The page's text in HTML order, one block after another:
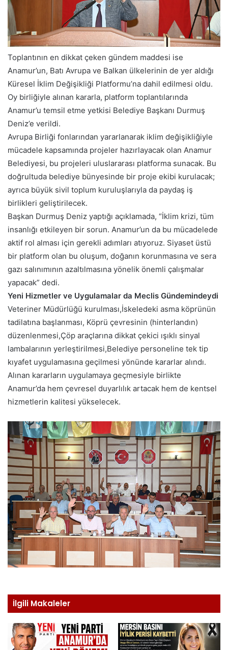
Toplantının en dikkat çeken gündem maddesi ise
Anamur’un, Batı Avrupa ve Balkan ülkelerinin de yer aldığı
Küresel İklim Değişikliği Platformu’na dahil edilmesi oldu.
Oy birliğiyle alınan kararla, platform toplantılarında
Anamur’u temsil etme yetkisi Belediye Başkanı Durmuş
Deniz’e verildi.
Avrupa Birliği fonlarından yararlanarak iklim değişikliğiyle
mücadele kapsamında projeler hazırlayacak olan Anamur
Belediyesi, bu projeleri uluslararası platforma sunacak. Bu
doğrultuda belediye bünyesinde bir proje ekibi kurulacak;
ayrıca büyük sivil toplum kuruluşlarıyla da paydaş iş
birlikleri geliştirilecek.
Başkan Durmuş Deniz yaptığı açıklamada, “İklim krizi, tüm
insanlığı etkileyen bir sorun. Anamur’un da bu mücadelede
aktif rol alması için gerekli adımları atıyoruz. Siyaset üstü
bir platform olan bu oluşum, doğanın korunmasına ve sera
gazı salınımının azaltılmasına yönelik önemli çalışmalar
yapacak” dedi.
Yeni Hizmetler ve Uygulamalar da Meclis Gündemindeydi
Veteriner Müdürlüğü kurulması,İskeledeki asma köprünün
tadilatına başlanması, Köprü çevresinin (hinterlandın)
düzenlenmesi,Çöp araçlarına dikkat çekici ışıklı sinyal
lambalarının yerleştirilmesi,Belediye personeline tek tip
kıyafet uygulamasına geçilmesi yönünde kararlar alındı.
Alınan kararların uygulamaya geçmesiyle birlikte
Anamur’da hem çevresel duyarlılık artacak hem de kentsel
hizmetlerin kalitesi yükselecek.
İlgili Makaleler